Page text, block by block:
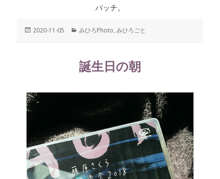
パッチ。
投
2020-11-05
カ
ー
みひろPhoto,みひろごと
誕生日の朝